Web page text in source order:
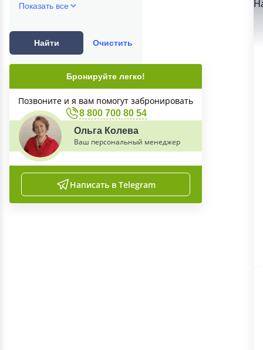
Показать все
Найти Очистить
Бронируйте легко!
Позвоните и я вам помогут забронировать
8 800 700 80 54
Ольга Колева
Ваш персональный менеджер
Написать в Telegram